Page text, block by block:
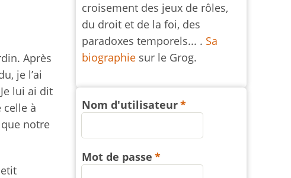
Après
je l’ai
lui ai dit
celle à
notre
croisement des jeux de rôles,
du droit et de la foi, des
paradoxes temporels... . Sa
biographie sur le Grog.
Nom d'utilisateur
Mot de passe